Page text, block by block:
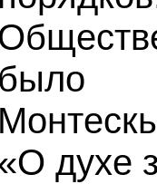
было
духе